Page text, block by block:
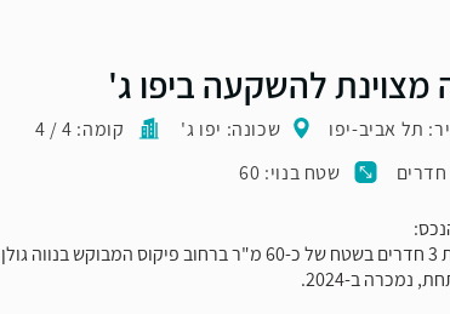
מצוינת להשקעה ביפו ג'
תל אביב-יפו שכונה: יפו ג'
קומה: 4 / 4
שטח בנוי: 60
דירה בת 3 חדרים בשטח של כ-60 מ"ר ברחוב פיקוס המבוקש בנווה גולן
נמכרה ב-2024.